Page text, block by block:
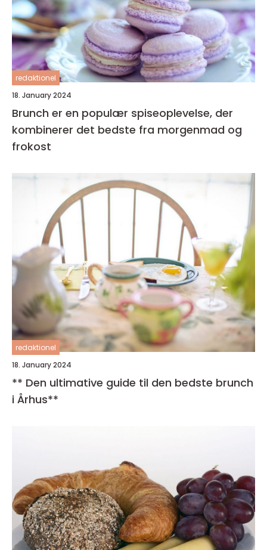
redaktionel
18. January 2024
Brunch er en populær spiseoplevelse, der
kombinerer det bedste fra morgenmad og
frokost
redaktionel
18. January 2024
** Den ultimative guide til den bedste brunch
i Århus**